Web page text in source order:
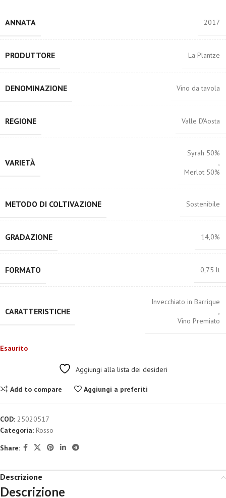
ANNATA 2017
PRODUTTORE La Plantze
DENOMINAZIONE Vino da tavola
REGIONE Valle D'Aosta
VARIETÀ
Syrah 50%
,
Merlot 50%
METODO DI COLTIVAZIONE Sostenibile
GRADAZIONE 14,0%
FORMATO 0,75 lt
CARATTERISTICHE
Invecchiato in Barrique
,
Vino Premiato
Esaurito
Aggiungi alla lista dei desideri
Add to compare Aggiungi a preferiti
COD: 25020517
Categoria: Rosso
Share:
Descrizione
Descrizione